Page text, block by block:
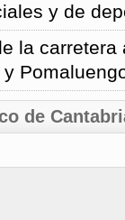
y de
la carretera
de